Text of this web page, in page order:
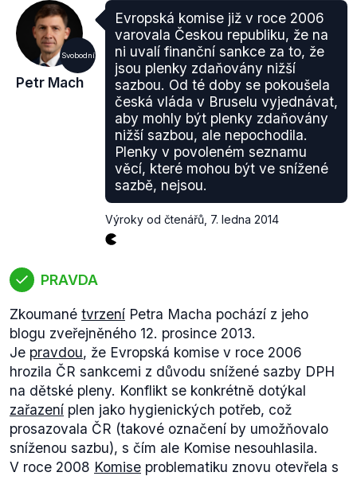
2011/64/EU z 21. června 2011 říká, že směnný kurz
pro nadcházející rok sestanoví(.pdf; článek 18, bod
1) na základě kurzu v první pracovní den října
předcházejícího roku. Dle úředního věstníku EU byl
kurz(pdf, s. 2) stanoven 1. října 2013 na 25,730 Kč
a kurz 27,655 Kč, který používá pro svůj výpočet
tedy není relevantní.
Výpočet Demagog.cz:
Od 1. 1. 2014 mázdanění(.pdf; článek 10, bod 2)
cigaret činit minimálně 90 eur na 1000 kusů. Minulý
rok činila minimální spotřební sazba u cigaret 2,18
Kč tzn. 43,60 Kč na krabičku cigaret, dle kurzu
závazného minimálního zdanění EU by krabička
Kč a zdražení by tedy mohlo být proti r. 2013 pouze
necelé 3 Kč.
Co se týče polské výjimky, tak zde má Petr Mach
pravdu. Dle výše zmíněné směrnice se Polsko
skutečněnachází(.pdf; článek 10, bod 2) v kategorii
zemí, které mají přechodné období do konce r. 2017.
*Tato konstrukce je však hypotetická, v praxi se
ceny cigaret vyvíjí individuálně, podle typu, ceny
výrobce atp...
Svobodní
Petr Mach
Evropská komise již v roce 2006
varovala Českou republiku, že na
ni uvalí finanční sankce za to, že
jsou plenky zdaňovány nižší
sazbou. Od té doby se pokoušela
česká vláda v Bruselu vyjednávat,
aby mohly být plenky zdaňovány
nižší sazbou, ale nepochodila.
Plenky v povoleném seznamu
věcí, které mohou být ve snížené
sazbě, nejsou.
Výroky od čtenářů 7. ledna 2014
PRAVDA
Zkoumané tvrzení Petra Macha pochází z jeho
blogu zveřejněného 12. prosince 2013.
Je pravdou, že Evropská komise v roce 2006
hrozila ČR sankcemi z důvodu snížené sazby DPH
na dětské pleny. Konflikt se konkrétně dotýkal
zařazení plen jako hygienických potřeb, což
prosazovala ČR (takové označení by umožňovalo
sníženou sazbu), s čím ale Komise nesouhlasila.
V roce 2008 Komise problematiku znovu otevřela s